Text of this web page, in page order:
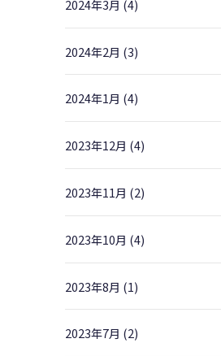
2024年3月 (4)
2024年2月 (3)
2024年1月 (4)
2023年12月 (4)
2023年11月 (2)
2023年10月 (4)
2023年8月 (1)
2023年7月 (2)